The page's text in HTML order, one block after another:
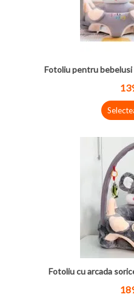
Fotoliu pentru
Fotoliu cu arcada